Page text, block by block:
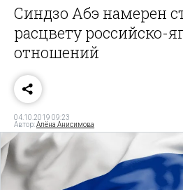
Синдзо Абэ намерен
расцвету российско-
отношений
04.10.2019 09:23
Автор:Алёна Анисимова